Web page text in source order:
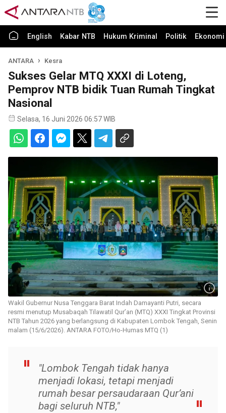
English Kabar NTB Hukum Kriminal Politik
ANTARA Kesra
Sukses Gelar MTQ XXXI di Loteng,
Pemprov NTB bidik Tuan Rumah Tingkat
Nasional
Selasa, 16 Juni 2026 06:57 WIB
Wakil Gubernur Nusa Tenggara Barat Indah Damayanti Putri, secara
resmi menutup Musabaqah Tilawatil Qur’an (MTQ) XXXI Tingkat Provinsi
NTB Tahun 2026 yang berlangsung di Kabupaten Lombok Tengah, Senin
malam (15/6/2026). ANTARA FOTO/Ho-Humas MTQ (1)
"Lombok Tengah tidak hanya
menjadi lokasi, tetapi menjadi
rumah besar persaudaraan Qur’ani
bagi seluruh NTB,"